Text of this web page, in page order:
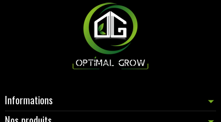
Informations